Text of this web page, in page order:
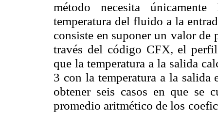
método necesita
temperatura del fluido a la
consiste en suponer un valor de
través del código CFX, el
que la temperatura a la salida
3 con la temperatura a la salida
obtener seis casos en que se
promedio aritmético de los